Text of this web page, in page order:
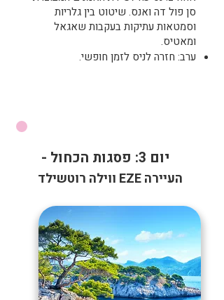
סן פול דה ואנס. שיטוט בין גלריות
וסמטאות עתיקות בעקבות שאגאל
ומאטיס.
ערב: חזרה לניס לזמן חופשי.
יום 3: פסגות הכחול -
העיירה EZE ווילה רוטשילד